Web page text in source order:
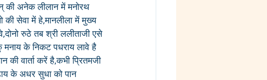
की अनेक लीलान में मनोरथ
सेवा में हे,मानलीला में मुख्य
रुठे तब श्री ललीताजी एसे
मनाय के निकट पधराय लावे है
की वार्ता करें है,कभी प्रितमजी
के अधर सुधा को पान